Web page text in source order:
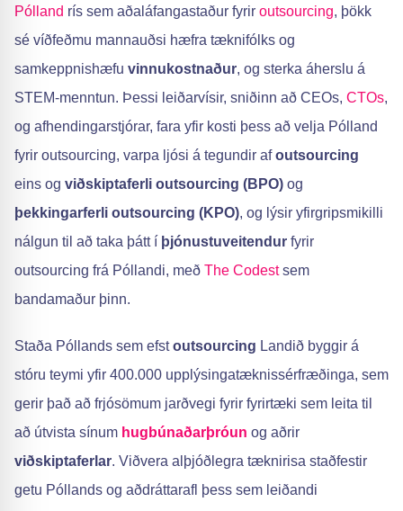
Pólland rís sem aðaláfangastaður fyrir outsourcing, þökk
sé víðfeðmu mannauðsi hæfra tæknifólks og
samkeppnishæfu vinnukostnaður, og sterka áherslu á
STEM-menntun. Þessi leiðarvísir, sniðinn að CEOs, CTOs,
og afhendingarstjórar, fara yfir kosti þess að velja Pólland
fyrir outsourcing, varpa ljósi á tegundir afoutsourcing
eins og viðskiptaferli outsourcing (BPO) og
þekkingarferli outsourcing (KPO), og lýsir yfirgripsmikilli
nálgun til að taka þátt í þjónustuveitendur fyrir
outsourcing frá Póllandi, með The Codestsem
bandamaður þinn.
Staða Póllands sem efstoutsourcing Landið byggir á
stóru teymi yfir 400.000 upplýsingatæknissérfræðinga, sem
gerir það að frjósömum jarðvegi fyrir fyrirtæki sem leita til
að útvista sínum hugbúnaðarþróun og aðrir
viðskiptaferlar. Viðvera alþjóðlegra tæknirisa staðfestir
getu Póllands og aðdráttarafl þess sem leiðandi